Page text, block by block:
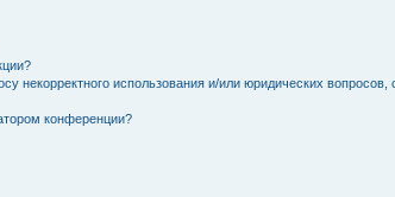
некорректного использования и/или юридических вопросов,
конференции?